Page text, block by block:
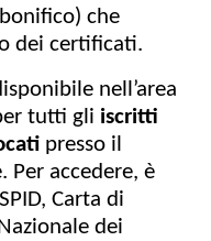
che
dei certificati.
nell’area
tutti gli iscritti
presso il
Per accedere, è
Carta di
dei